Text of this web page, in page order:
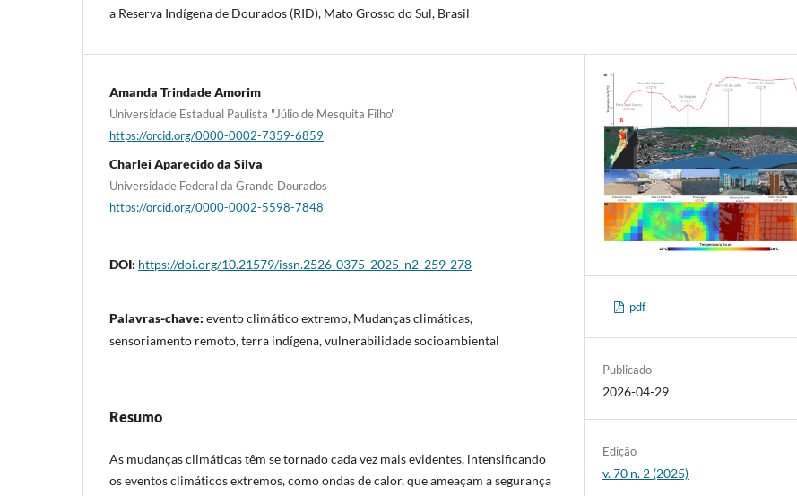
a Reserva Indígena de Dourados (RID), Mato Grosso do Sul, Brasil
Amanda Trindade Amorim
Universidade Estadual Paulista "Júlio de Mesquita Filho"
https://orcid.org/0000-0002-7359-6859
Charlei Aparecido da Silva
Universidade Federal da Grande Dourados
https://orcid.org/0000-0002-5598-7848
DOI: https://doi.org/10.21579/issn.2526-0375_2025_n2_259-278
Palavras-chave: evento climático extremo, Mudanças climáticas,
sensoriamento remoto, terra indígena, vulnerabilidade socioambiental
Resumo
As mudanças climáticas têm se tornado cada vez mais evidentes, intensificando
os eventos climáticos extremos, como ondas de calor, que ameaçam a segurança
pdf
Publicado
2026-04-29
Edição
v. 70 n. 2 (2025)